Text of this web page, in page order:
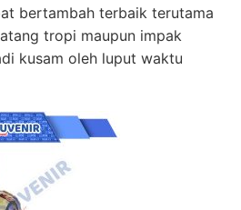
bertambah terbaik terutama
tropi maupun impak
kusam oleh luput waktu